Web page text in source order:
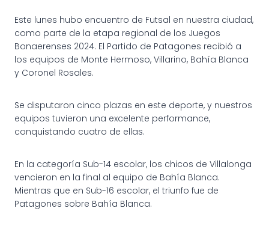
Este lunes hubo encuentro de Futsal en nuestra ciudad,
como parte de la etapa regional de los Juegos
Bonaerenses 2024. El Partido de Patagones recibió a
los equipos de Monte Hermoso, Villarino, Bahía Blanca
y Coronel Rosales.
Se disputaron cinco plazas en este deporte, y nuestros
equipos tuvieron una excelente performance,
conquistando cuatro de ellas.
En la categoría Sub-14 escolar, los chicos de Villalonga
vencieron en la final al equipo de Bahía Blanca.
Mientras que en Sub-16 escolar, el triunfo fue de
Patagones sobre Bahía Blanca.